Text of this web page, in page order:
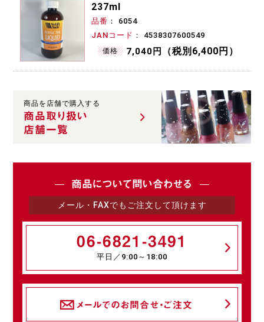
237ml
品番
6054
JANコード
4538307600549
価格 7,040円 （税別6,400円）
商品を店舗で購入する
商品取り扱い
店舗一覧
商品について問い合わせる
メール・FAXでもご注文して頂けます
06-6821-3491
平日／9:00～18:00
メールでのお問合せ・ご注文